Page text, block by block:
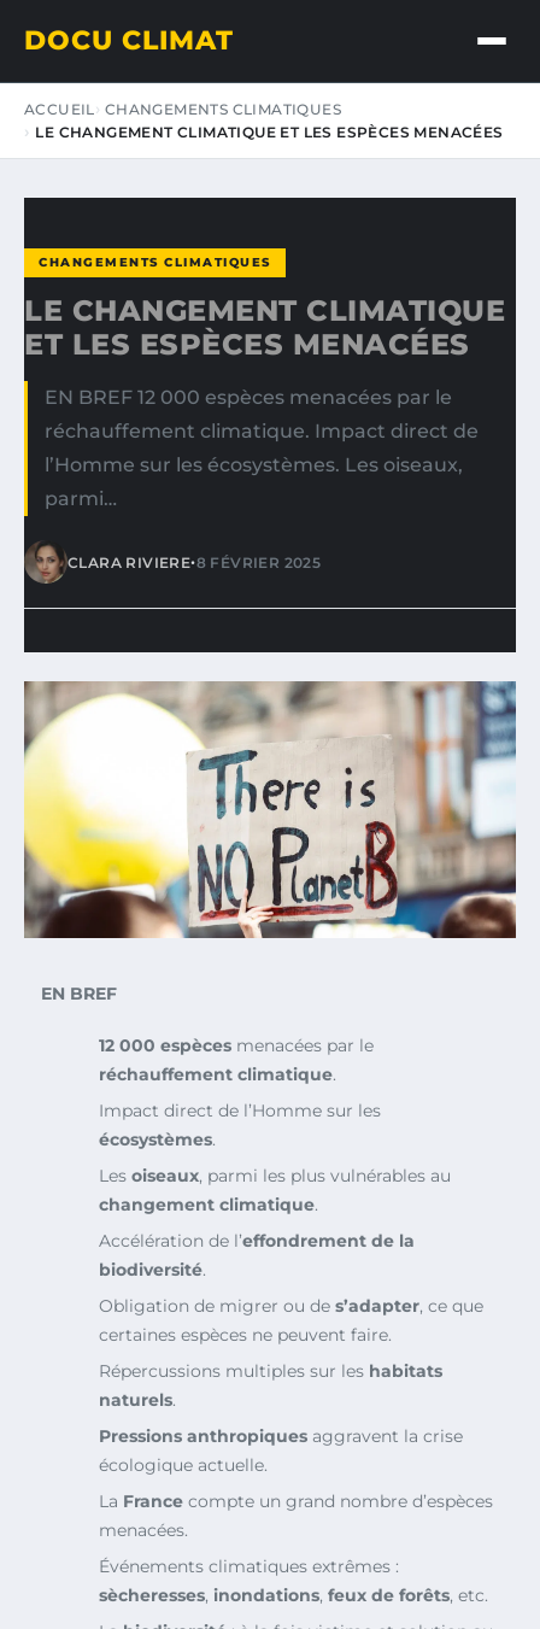
DOCU CLIMAT
ACCUEIL CHANGEMENTS CLIMATIQUES
LE CHANGEMENT CLIMATIQUE ET LES ESPÈCES MENACÉES
CHANGEMENTS CLIMATIQUES
LE CHANGEMENT CLIMATIQUE
ET LES ESPÈCES MENACÉES
EN BREF 12 000 espèces menacées par le
réchauffement climatique. Impact direct de
l’Homme sur les écosystèmes. Les oiseaux,
parmi…
CLARA RIVIERE•8 FÉVRIER 2025
EN BREF
12 000 espèces menacées par le
réchauffement climatique.
Impact direct de l’Homme sur les
écosystèmes.
Les oiseaux, parmi les plus vulnérables au
changement climatique.
Accélération de l’effondrement de la
biodiversité.
Obligation de migrer ou de s’adapter, ce que
certaines espèces ne peuvent faire.
Répercussions multiples sur les habitats
naturels.
Pressions anthropiques aggravent la crise
écologique actuelle.
La France compte un grand nombre d’espèces
menacées.
Événements climatiques extrêmes :
sècheresses, inondations, feux de forêts, etc.